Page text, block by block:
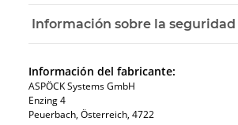
Información sobre la
Información del fabricante:
ASPÖCK Systems GmbH
Enzing 4
Peuerbach, Österreich, 4722